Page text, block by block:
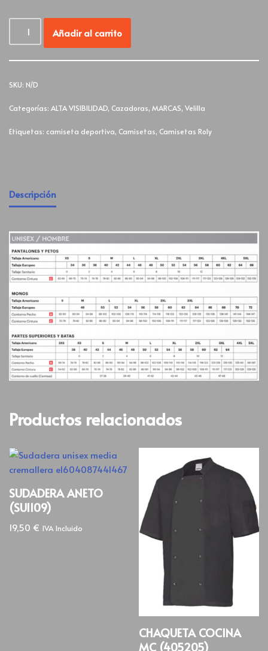
Añadir al carrito
SKU: N/D
Categorías: ALTA VISIBILIDAD, Cazadoras, MARCAS, Velilla
Etiquetas: camiseta deportiva, Camisetas, Camisetas Roly
Descripción
Productos relacionados
SUDADERA ANETO
(SU1109)
19,50 € IVA Incluido
CHAQUETA COCINA
MC (405205)